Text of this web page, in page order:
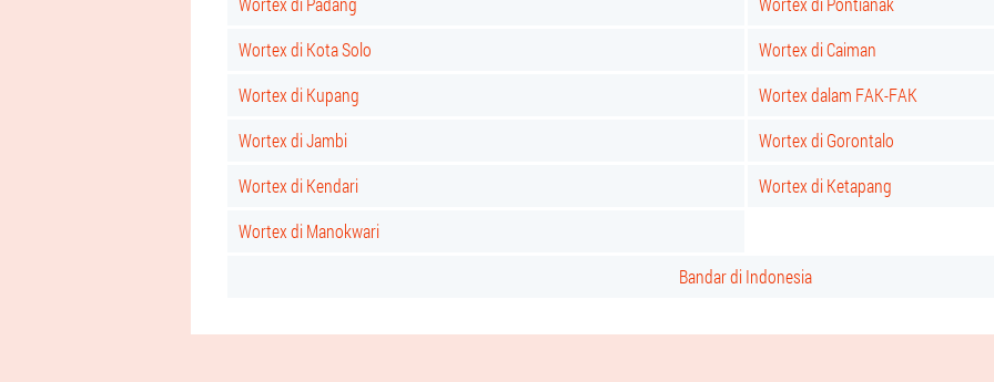
Wortex di Kota Solo
Wortex di Caiman
Wortex di Kupang
Wortex dalam FAK-FAK
Wortex di Jambi
Wortex di Gorontalo
Wortex di Kendari
Wortex di Ketapang
Wortex di Manokwari
Bandar di Indonesia